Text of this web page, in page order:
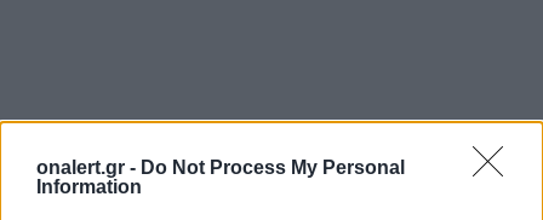
onalert.gr - Do Not Process My Personal
Information